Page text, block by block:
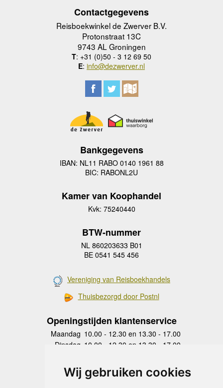
Wij gebruiken cookies
Contactgegevens
Reisboekwinkel de Zwerver B.V.
Protonstraat 13C
9743 AL Groningen
T: +31 (0)50 - 3 12 69 50
E: info@dezwerver.nl
Bankgegevens
IBAN: NL11 RABO 0140 1961 88
BIC: RABONL2U
Kamer van Koophandel
Kvk: 75240440
BTW-nummer
NL 860203633 B01
BE 0541 545 456
Vereniging van Reisboekhandels
Thuisbezorgd door Postnl
Openingstijden klantenservice
Maandag 10.00 - 12.30 en 13.30 - 17.00
Dinsdag 10.00 - 12.30 en 13.30 - 17.00
Donderdag
10.00 - 12.30 en 13.30 - 17.00
Vrijdag 10.00 - 12.30 en 13.30 - 17.00